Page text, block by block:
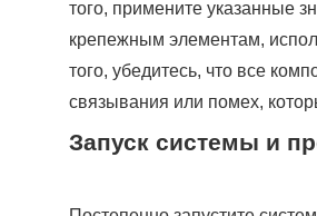
того, примените указанные
крепежным элементам,
того, убедитесь, что все
связывания или помех,
Запуск системы и